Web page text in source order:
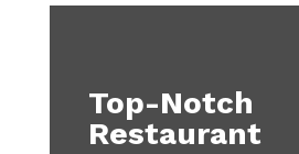
Top-Notch
Restaurant